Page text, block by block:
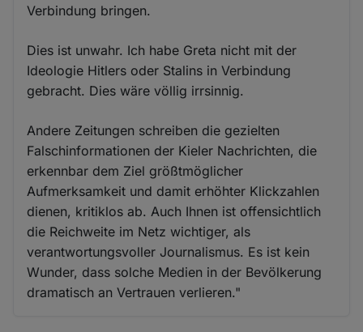
Verbindung bringen.
Dies ist unwahr. Ich habe Greta nicht mit der
Ideologie Hitlers oder Stalins in Verbindung
gebracht. Dies wäre völlig irrsinnig.
Andere Zeitungen schreiben die gezielten
Falschinformationen der Kieler Nachrichten, die
erkennbar dem Ziel größtmöglicher
Aufmerksamkeit und damit erhöhter Klickzahlen
dienen, kritiklos ab. Auch Ihnen ist offensichtlich
die Reichweite im Netz wichtiger, als
verantwortungsvoller Journalismus. Es ist kein
Wunder, dass solche Medien in der Bevölkerung
dramatisch an Vertrauen verlieren."